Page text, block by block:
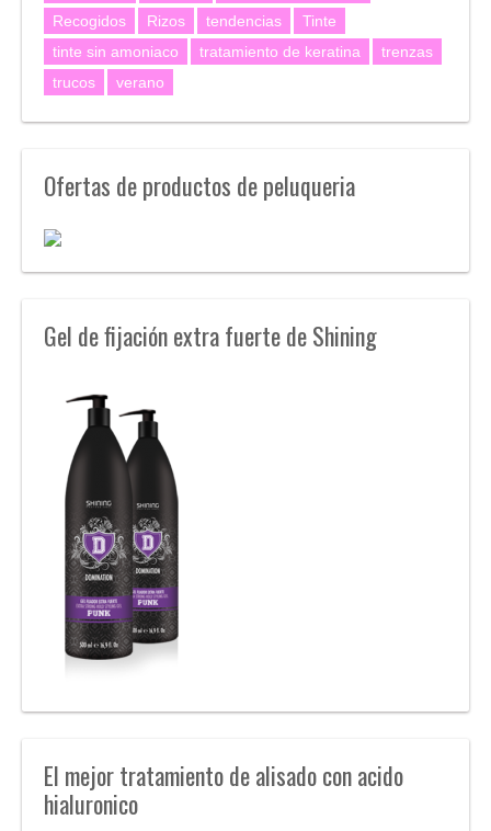
Recogidos
Rizos tendencias
Tinte
tinte sin amoniaco
tratamiento de keratina
trenzas
trucos
verano
Ofertas de productos de peluqueria
Gel de fijación extra fuerte de Shining
El mejor tratamiento de alisado con acido
hialuronico